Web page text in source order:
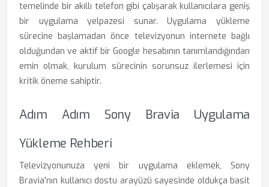
temelinde bir akıllı telefon gibi çalışarak kullanıcılara geniş
bir uygulama yelpazesi sunar. Uygulama yükleme
sürecine başlamadan önce televizyonun internete bağlı
olduğundan ve aktif bir Google hesabının tanımlandığından
emin olmak, kurulum sürecinin sorunsuz ilerlemesi için
kritik öneme sahiptir.
Adım Adım Sony Bravia Uygulama
Yükleme Rehberi
Televizyonunuza yeni bir uygulama eklemek, Sony
Bravia'nın kullanıcı dostu arayüzü sayesinde oldukça basit